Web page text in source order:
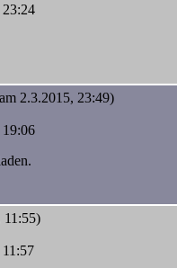
2.3.2015, 23:49)
11:55)